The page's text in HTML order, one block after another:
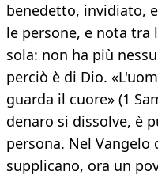
benedetto, invidiato,
le persone, e nota tra
sola: non ha più
perciò è di Dio.
guarda il cuore» (1
denaro si dissolve, è
persona. Nel
supplicano, ora un